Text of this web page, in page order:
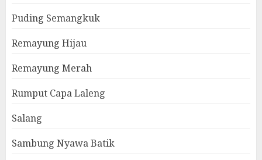
Puding Semangkuk
Remayung Hijau
Remayung Merah
Rumput Capa Laleng
Salang
Sambung Nyawa Batik